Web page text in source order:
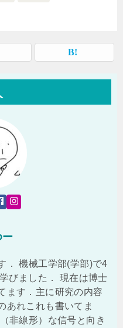
ー
． 機械工学部(学部)で4
びました． 現在は博士
ます．主に研究の内容
あれこれも書いてま
非線形）な信号と向き